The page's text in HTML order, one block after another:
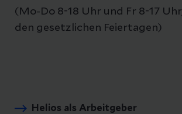
(Mo-Do 8-18 Uhr und Fr 8-17
den gesetzlichen Feiertagen)
Helios als Arbeitgeber